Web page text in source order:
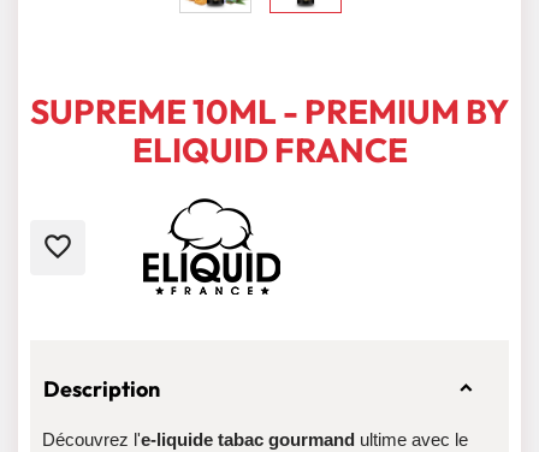
SUPREME 10ML - PREMIUM BY
ELIQUID FRANCE
favorite_border
Description
Découvrez l'e-liquide tabac gourmand ultime avec le